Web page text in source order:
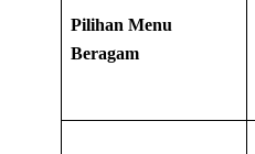
Pilihan Menu
Beragam